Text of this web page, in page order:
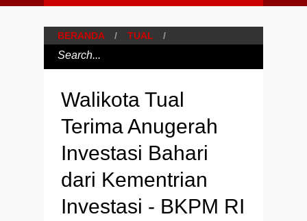
BERANDA / TUAL /
Walikota Tual
Terima Anugerah
Investasi Bahari
dari Kementrian
Investasi - BKPM RI